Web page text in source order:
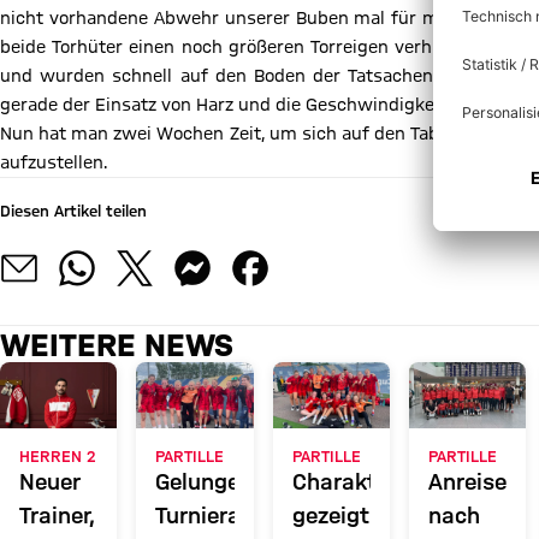
nicht vorhandene Abwehr unserer Buben mal für mal. Am
beide Torhüter einen noch größeren Torreigen verhindern
und wurden schnell auf den Boden der Tatsachen
gerade der Einsatz von Harz und die Geschwindigkeit der
Nun hat man zwei Wochen Zeit, um sich auf den
aufzustellen.
Diesen Artikel teilen
WEITERE NEWS
HERREN 2
Neuer
Trainer,
PARTILLE
Gelungener
Turnierauftakt
PARTILLE
Charakter
gezeigt
PARTILLE
Anreise
nach